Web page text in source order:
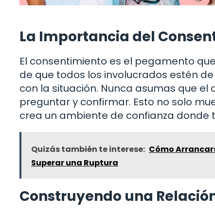
La Importancia del
El consentimiento es el pegamento
de que todos los involucrados estén
con la situación. Nunca asumas que
preguntar y confirmar. Esto no solo
crea un ambiente de confianza donde
Quizás también te interese: Cómo
Superar una Ruptura
Construyendo una